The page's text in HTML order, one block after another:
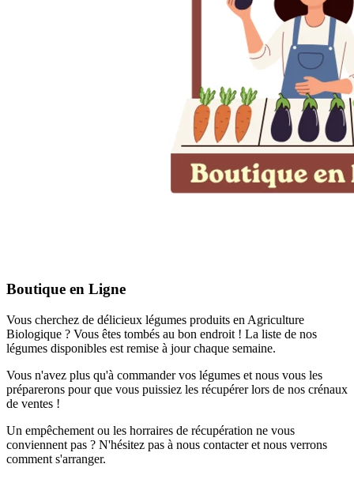
Boutique en Ligne
Vous cherchez de délicieux légumes produits en Agriculture
Biologique ? Vous êtes tombés au bon endroit ! La liste de nos
légumes disponibles est remise à jour chaque semaine.
Vous n'avez plus qu'à commander vos légumes et nous vous les
préparerons pour que vous puissiez les récupérer lors de nos crénaux
de ventes !
Un empêchement ou les horraires de récupération ne vous
conviennent pas ? N'hésitez pas à nous contacter et nous verrons
comment s'arranger.